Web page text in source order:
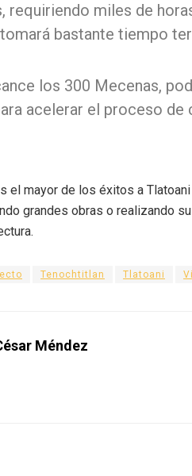
requiriendo miles de
bastante tiempo
los 300 Mecenas,
acelerar el proceso de
el mayor de los éxitos a
grandes obras o realizando
Tenochtitlan Tlatoani
Méndez